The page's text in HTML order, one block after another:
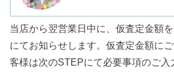
当店から翌営業日中に、仮査定金額
にてお知らせします。仮査定金額に
客様は次のSTEPにて必要事項のご入